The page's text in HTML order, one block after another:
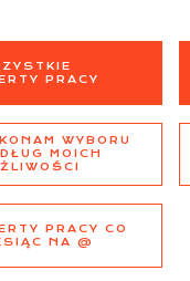
PRACY
WYBORU
MOICH
PRACY CO
NA @